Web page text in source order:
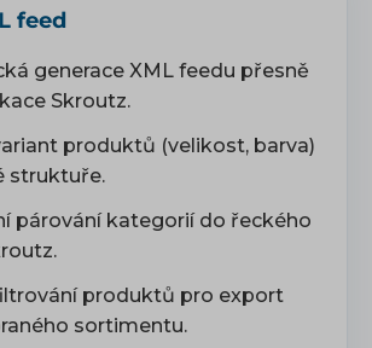
feed
generace XML feedu přesně
Skroutz.
produktů (velikost, barva)
struktuře.
párování kategorií do řeckého
produktů pro export
sortimentu.